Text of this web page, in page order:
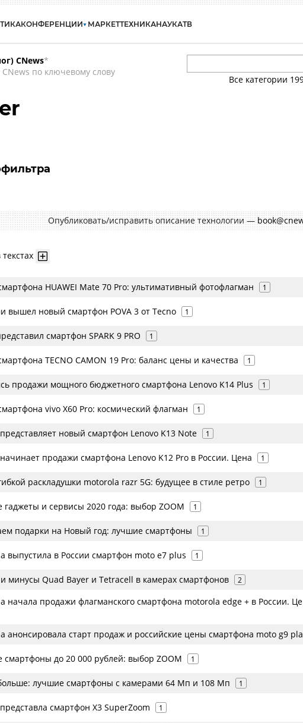
КОНФЕРЕНЦИИ МАРКЕТТЕХНИКАНАУКАТВ
CNews*
по ключевому слову
Все категории
Опубликовать/исправить описание технологии —
HUAWEI Mate 70 Pro: ультимативный фотофлагман 1
вышел новый смартфон POVA 3 от Tecno 1
смартфон SPARK 9 PRO 1
TECNO CAMON 19 Pro: баланс цены и качества 1
продажи мощного бюджетного смартфона Lenovo K14 Plus 1
vivo X60 Pro: космический флагман 1
новый смартфон Lenovo K13 Note 1
продажи смартфона Lenovo K12 Pro в России. Цена 1
раскладушки motorola razr 5G: будущее в стиле ретро 1
и сервисы 2020 года: выбор ZOOM 1
подарки на Новый год: лучшие смартфоны 1
выпустила в России смартфон moto e7 plus 1
минусы Quad Bayer и Tetracell в камерах смартфонов 2
начала продажи флагманского смартфона motorola edge + в России.
анонсировала старт продаж и российские цены смартфона moto g9
до 20 000 рублей: выбор ZOOM 1
лучшие смартфоны с камерами 64 Мп и 108 Мп 1
смартфон X3 SuperZoom 1